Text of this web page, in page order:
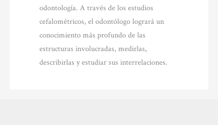
odontología. A través de los estudios
cefalométricos, el odontólogo logrará un
conocimiento más profundo de las
estructuras involucradas, medirlas,
describirlas y estudiar sus interrelaciones.